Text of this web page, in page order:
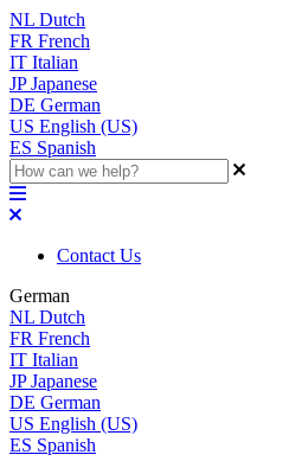
NL Dutch
FR French
IT Italian
JP Japanese
DE German
US English (US)
ES Spanish
Contact Us
German
NL Dutch
FR French
IT Italian
JP Japanese
DE German
US English (US)
ES Spanish